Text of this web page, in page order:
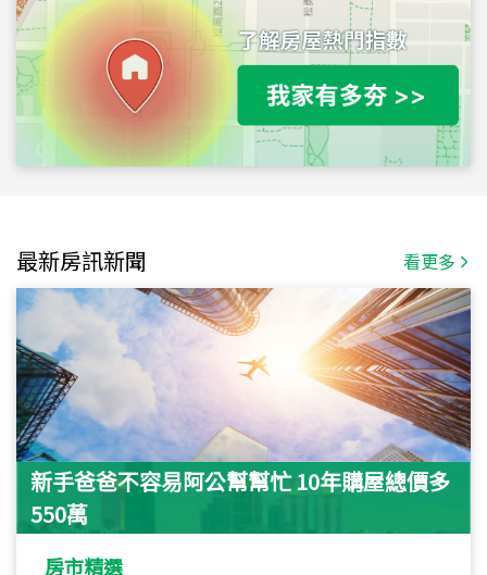
最新房訊新聞 看更多
新手爸爸不容易阿公幫幫忙 10年購屋總價多
550萬
房市精選